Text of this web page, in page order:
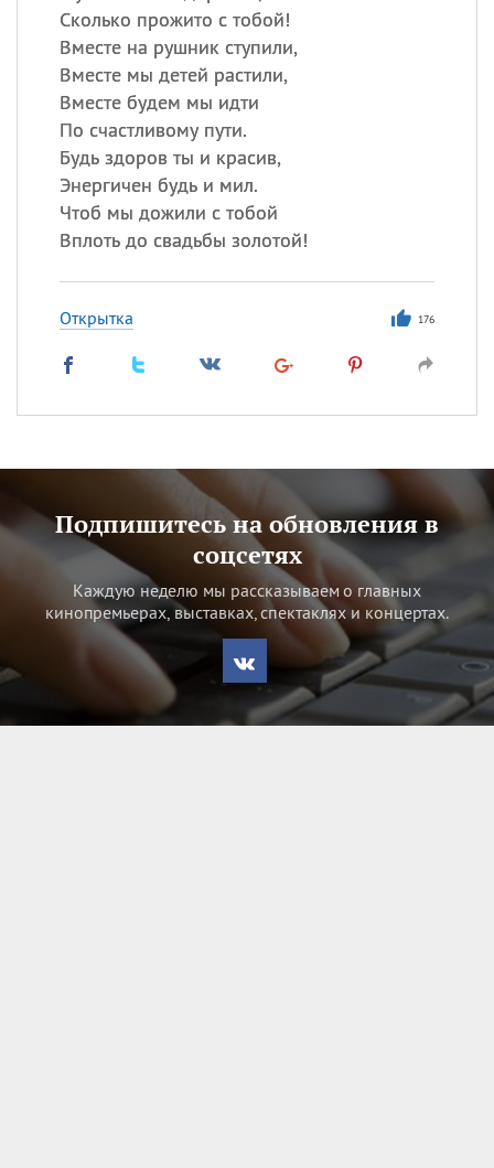
Сколько прожито с тобой!
Вместе на рушник ступили,
Вместе мы детей растили,
Вместе будем мы идти
По счастливому пути.
Будь здоров ты и красив,
Энергичен будь и мил.
Чтоб мы дожили с тобой
Вплоть до свадьбы золотой!
Открытка 176
Подпишитесь на обновления в
соцсетях
Каждую неделю мы рассказываем о главных
кинопремьерах, выставках, спектаклях и концертах.